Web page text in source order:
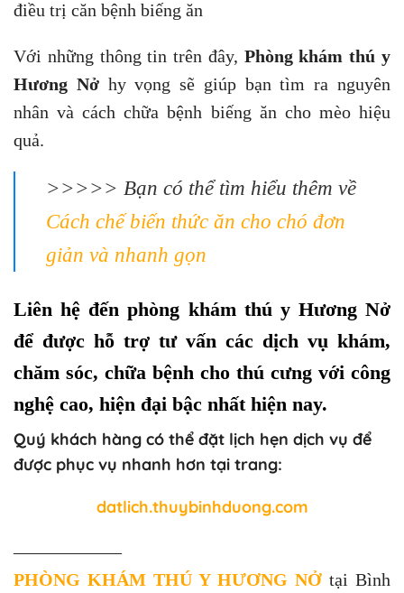
điều trị căn bệnh biếng ăn
Với những thông tin trên đây, Phòng khám thú y
Hương Nởhy vọng sẽ giúp bạn tìm ra nguyên
nhân và cách chữa bệnh biếng ăn cho mèo hiệu
quả.
>>>>> Bạn có thể tìm hiểu thêm về
Cách chế biến thức ăn cho chó đơn
giản và nhanh gọn
Liên hệ đến phòng khám thú y Hương Nở
để được hỗ trợ tư vấn các dịch vụ khám,
chăm sóc, chữa bệnh cho thú cưng với công
nghệ cao, hiện đại bậc nhất hiện nay.
Quý khách hàng có thể đặt lịch hẹn dịch vụ để
được phục vụ nhanh hơn tại trang:
datlich.thuybinhduong.com
——————
PHÒNG KHÁM THÚ Y HƯƠNG NỞ tại Bình